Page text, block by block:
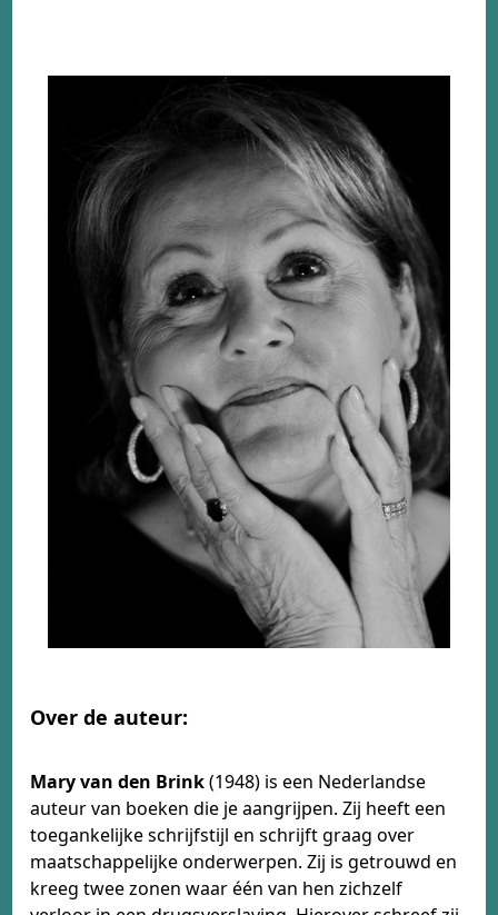
Over de auteur:
Mary van den Brink(1948) is een Nederlandse
auteur van boeken die je aangrijpen. Zij heeft een
toegankelijke schrijfstijl en schrijft graag over
maatschappelijke onderwerpen. Zij is getrouwd en
kreeg twee zonen waar één van hen zichzelf